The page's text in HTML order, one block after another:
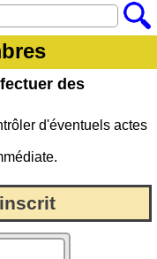
des
d'éventuels actes